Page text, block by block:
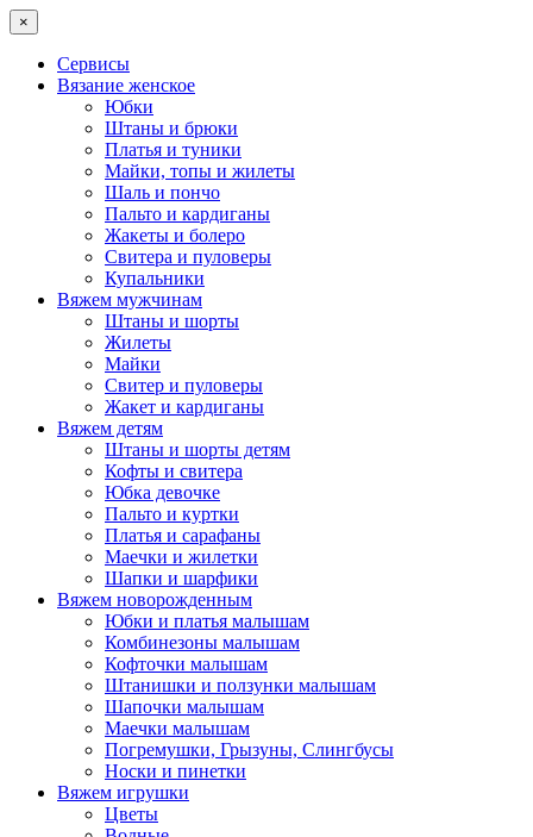
×
Сервисы
Вязание женское
Юбки
Штаны и брюки
Платья и туники
Майки, топы и жилеты
Шаль и пончо
Пальто и кардиганы
Жакеты и болеро
Свитера и пуловеры
Купальники
Вяжем мужчинам
Штаны и шорты
Жилеты
Майки
Свитер и пуловеры
Жакет и кардиганы
Вяжем детям
Штаны и шорты детям
Кофты и свитера
Юбка девочке
Пальто и куртки
Платья и сарафаны
Маечки и жилетки
Шапки и шарфики
Вяжем новорожденным
Юбки и платья малышам
Комбинезоны малышам
Кофточки малышам
Штанишки и ползунки малышам
Шапочки малышам
Маечки малышам
Погремушки, Грызуны, Слингбусы
Носки и пинетки
Вяжем игрушки
Цветы